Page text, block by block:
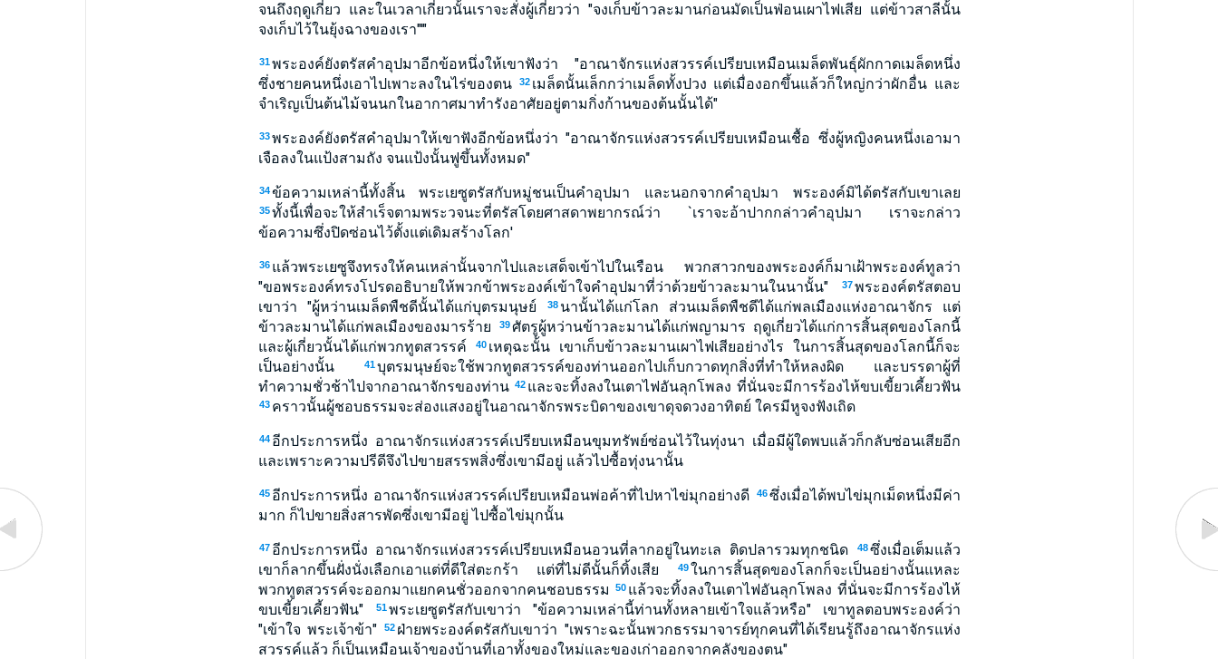
จนถึงฤดูเกี่ยว และในเวลาเกี่ยวนั้นเราจะสั่งผู้เกี่ยวว่า "จงเก็บข้าวละมานก่อนมัดเป็นฟ่อนเผาไฟเสีย แต่ข้าวสาลีนั้น
จงเก็บไว้ในยุ้งฉางของเรา"'"
31 พระองค์ยังตรัสคำอุปมาอีกข้อหนึ่งให้เขาฟังว่า "อาณาจักรแห่งสวรรค์เปรียบเหมือนเมล็ดพันธุ์ผักกาดเมล็ดหนึ่ง
ซึ่งชายคนหนึ่งเอาไปเพาะลงในไร่ของตน
32 เมล็ดนั้นเล็กกว่าเมล็ดทั้งปวง แต่เมื่องอกขึ้นแล้วก็ใหญ่กว่าผักอื่น และ
จำเริญเป็นต้นไม้จนนกในอากาศมาทำรังอาศัยอยู่ตามกิ่งก้านของต้นนั้นได้"
33 พระองค์ยังตรัสคำอุปมาให้เขาฟังอีกข้อหนึ่งว่า "อาณาจักรแห่งสวรรค์เปรียบเหมือนเชื้อ ซึ่งผู้หญิงคนหนึ่งเอามา
เจือลงในแป้งสามถัง จนแป้งนั้นฟูขึ้นทั้งหมด"
34 ข้อความเหล่านี้ทั้งสิ้น พระเยซูตรัสกับหมู่ชนเป็นคำอุปมา และนอกจากคำอุปมา พระองค์มิได้ตรัสกับเขาเลย
35 ทั้งนี้เพื่อจะให้สำเร็จตามพระวจนะที่ตรัสโดยศาสดาพยากรณ์ว่า `เราจะอ้าปากกล่าวคำอุปมา เราจะกล่าว
ข้อความซึ่งปิดซ่อนไว้ตั้งแต่เดิมสร้างโลก'
36 แล้วพระเยซูจึงทรงให้คนเหล่านั้นจากไปและเสด็จเข้าไปในเรือน พวกสาวกของพระองค์ก็มาเฝ้าพระองค์ทูลว่า
"ขอพระองค์ทรงโปรดอธิบายให้พวกข้าพระองค์เข้าใจคำอุปมาที่ว่าด้วยข้าวละมานในนานั้น"
37 พระองค์ตรัสตอบ
เขาว่า "ผู้หว่านเมล็ดพืชดีนั้นได้แก่บุตรมนุษย์
38 นานั้นได้แก่โลก ส่วนเมล็ดพืชดีได้แก่พลเมืองแห่งอาณาจักร แต่
ข้าวละมานได้แก่พลเมืองของมารร้าย
39 ศัตรูผู้หว่านข้าวละมานได้แก่พญามาร ฤดูเกี่ยวได้แก่การสิ้นสุดของโลกนี้
และผู้เกี่ยวนั้นได้แก่พวกทูตสวรรค์
40 เหตุฉะนั้น เขาเก็บข้าวละมานเผาไฟเสียอย่างไร ในการสิ้นสุดของโลกนี้ก็จะ
เป็นอย่างนั้น
41บุตรมนุษย์จะใช้พวกทูตสวรรค์ของท่านออกไปเก็บกวาดทุกสิ่งที่ทำให้หลงผิด และบรรดาผู้ที่
ทำความชั่วช้าไปจากอาณาจักรของท่าน 42 และจะทิ้งลงในเตาไฟอันลุกโพลง ที่นั่นจะมีการร้องไห้ขบเขี้ยวเคี้ยวฟัน
43 คราวนั้นผู้ชอบธรรมจะส่องแสงอยู่ในอาณาจักรพระบิดาของเขาดุจดวงอาทิตย์ ใครมีหูจงฟังเถิด
44 อีกประการหนึ่ง อาณาจักรแห่งสวรรค์เปรียบเหมือนขุมทรัพย์ซ่อนไว้ในทุ่งนา เมื่อมีผู้ใดพบแล้วก็กลับซ่อนเสียอีก
และเพราะความปรีดีจึงไปขายสรรพสิ่งซึ่งเขามีอยู่ แล้วไปซื้อทุ่งนานั้น
45 อีกประการหนึ่ง อาณาจักรแห่งสวรรค์เปรียบเหมือนพ่อค้าที่ไปหาไข่มุกอย่างดี 46 ซึ่งเมื่อได้พบไข่มุกเม็ดหนึ่งมีค่า
มาก ก็ไปขายสิ่งสารพัดซึ่งเขามีอยู่ ไปซื้อไข่มุกนั้น
47 อีกประการหนึ่ง อาณาจักรแห่งสวรรค์เปรียบเหมือนอวนที่ลากอยู่ในทะเล ติดปลารวมทุกชนิด 48 ซึ่งเมื่อเต็มแล้ว
เขาก็ลากขึ้นฝั่งนั่งเลือกเอาแต่ที่ดีใส่ตะกร้า แต่ที่ไม่ดีนั้นก็ทิ้งเสีย
49 ในการสิ้นสุดของโลกก็จะเป็นอย่างนั้นแหละ
พวกทูตสวรรค์จะออกมาแยกคนชั่วออกจากคนชอบธรรม
50 แล้วจะทิ้งลงในเตาไฟอันลุกโพลง ที่นั่นจะมีการร้องไห้
ขบเขี้ยวเคี้ยวฟัน"
51 พระเยซูตรัสกับเขาว่า "ข้อความเหล่านี้ท่านทั้งหลายเข้าใจแล้วหรือ" เขาทูลตอบพระองค์ว่า
"เข้าใจ พระเจ้าข้า"
52 ฝ่ายพระองค์ตรัสกับเขาว่า "เพราะฉะนั้นพวกธรรมาจารย์ทุกคนที่ได้เรียนรู้ถึงอาณาจักรแห่ง
สวรรค์แล้ว ก็เป็นเหมือนเจ้าของบ้านที่เอาทั้งของใหม่และของเก่าออกจากคลังของตน"